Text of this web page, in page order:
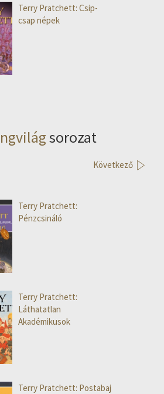
Terry Pratchett: Csip-
csap népek
sorozat
Következő
Terry Pratchett:
Pénzcsináló
Terry Pratchett:
Láthatatlan
Akadémikusok
Terry Pratchett: Postabaj